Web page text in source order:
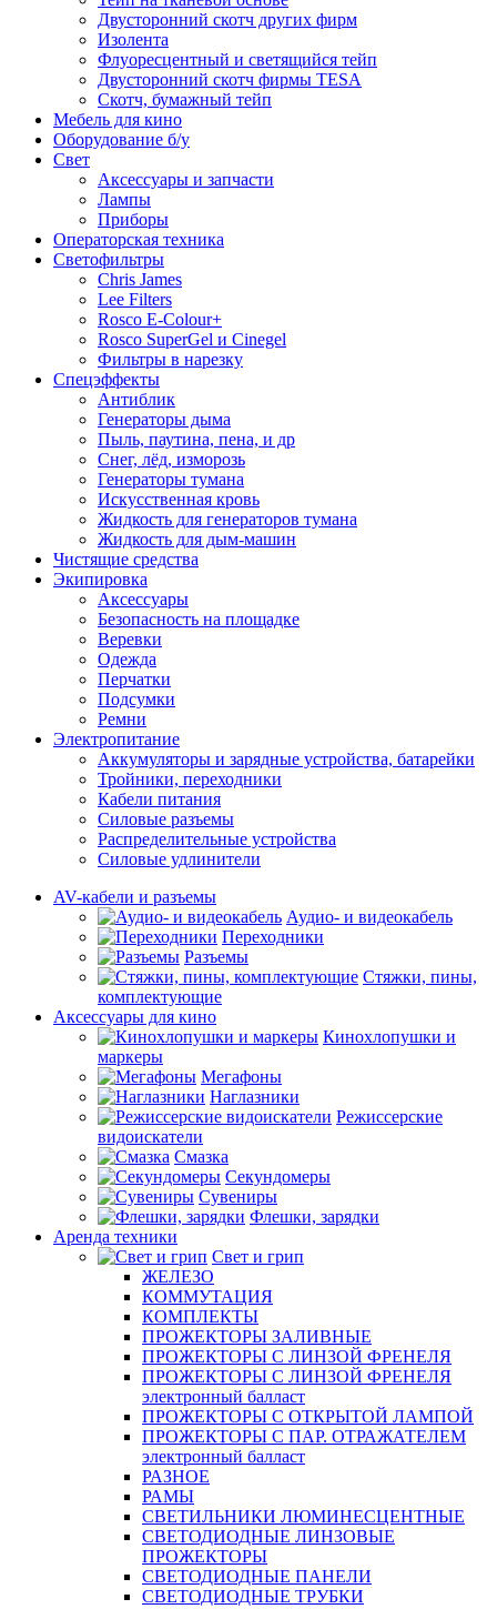
Двусторонний скотч других фирм
Изолента
Флуоресцентный и светящийся тейп
Двусторонний скотч фирмы TESA
Скотч, бумажный тейп
Мебель для кино
Оборудование б/у
Свет
Аксессуары и запчасти
Лампы
Приборы
Операторская техника
Светофильтры
Chris James
Lee Filters
Rosco E-Colour+
Rosco SuperGel и Cinegel
Фильтры в нарезку
Спецэффекты
Антиблик
Генераторы дыма
Пыль, паутина, пена, и др
Снег, лёд, изморозь
Генераторы тумана
Искусственная кровь
Жидкость для генераторов тумана
Жидкость для дым-машин
Чистящие средства
Экипировка
Аксессуары
Безопасность на площадке
Веревки
Одежда
Перчатки
Подсумки
Ремни
Электропитание
Аккумуляторы и зарядные устройства, батарейки
Тройники, переходники
Кабели питания
Силовые разъемы
Распределительные устройства
Силовые удлинители
AV-кабели и разъемы
Аудио- и видеокабель
Переходники
Разъемы
Стяжки, пины,
комплектующие
Аксессуары для кино
Кинохлопушки и
маркеры
Мегафоны
Наглазники
Режиссерские
видоискатели
Смазка
Секундомеры
Сувениры
Флешки, зарядки
Аренда техники
Свет и грип
ЖЕЛЕЗО
КОММУТАЦИЯ
КОМПЛЕКТЫ
ПРОЖЕКТОРЫ ЗАЛИВНЫЕ
ПРОЖЕКТОРЫ С ЛИНЗОЙ ФРЕНЕЛЯ
ПРОЖЕКТОРЫ С ЛИНЗОЙ ФРЕНЕЛЯ
электронный балласт
ПРОЖЕКТОРЫ С ОТКРЫТОЙ ЛАМПОЙ
ПРОЖЕКТОРЫ С ПАР. ОТРАЖАТЕЛЕМ
электронный балласт
РАЗНОЕ
РАМЫ
СВЕТИЛЬНИКИ ЛЮМИНЕСЦЕНТНЫЕ
СВЕТОДИОДНЫЕ ЛИНЗОВЫЕ
ПРОЖЕКТОРЫ
СВЕТОДИОДНЫЕ ПАНЕЛИ
СВЕТОДИОДНЫЕ ТРУБКИ